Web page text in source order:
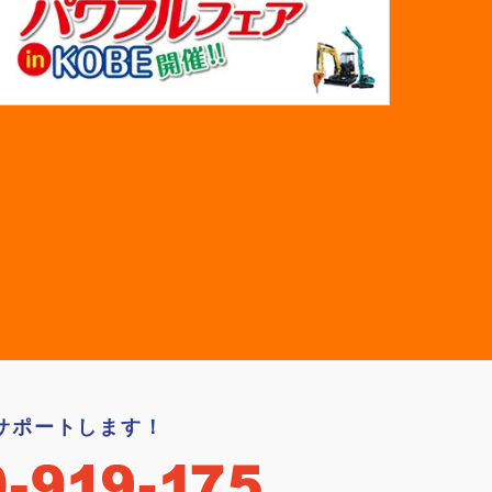
ポートします！